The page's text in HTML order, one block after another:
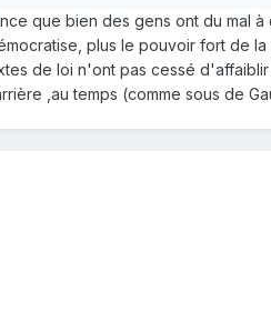
que bien des gens ont du mal à
plus le pouvoir fort de
de loi n'ont pas cessé
,au temps (comme sous de